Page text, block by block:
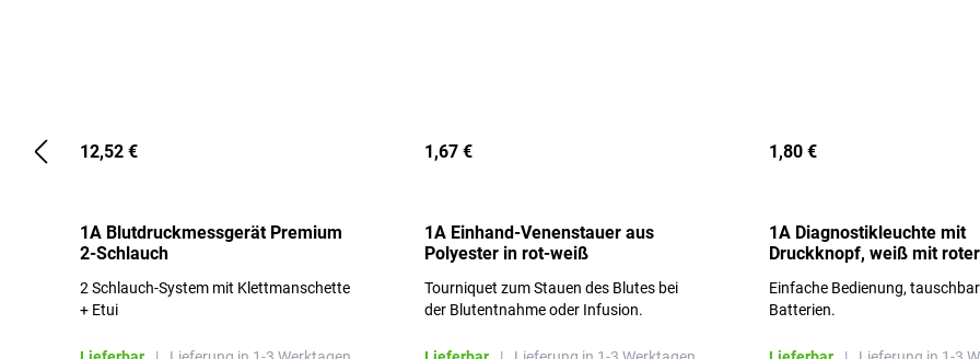
12,52 €
1A Blutdruckmessgerät Premium
2-Schlauch
2 Schlauch-System mit Klettmanschette
+ Etui
1,67 €
1A Einhand-Venenstauer aus
Polyester in rot-weiß
Tourniquet zum Stauen des Blutes bei
der Blutentnahme oder Infusion.
1,80 €
1A Diagnostikleuchte mit
Druckknopf, weiß mit roter
Einfache Bedienung,
Batterien.